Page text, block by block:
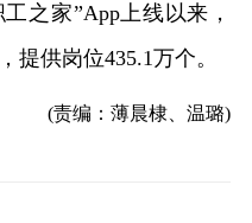
之家”App上线以来，
提供岗位435.1万个。
(责编：薄晨棣、温璐)